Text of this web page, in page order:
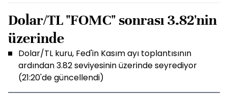
Dolar/TL "FOMC" sonrası 3.82'nin
üzerinde
Dolar/TL kuru, Fed'in Kasım ayı toplantısının
ardından 3.82 seviyesinin üzerinde seyrediyor
(21:20'de güncellendi)